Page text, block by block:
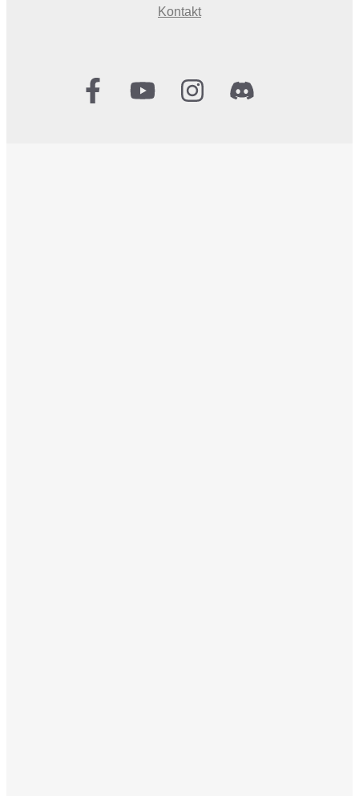
Kontakt